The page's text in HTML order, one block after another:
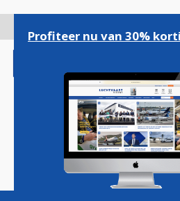
gaan
Magazine Podcasts
Profiteer nu van 30%